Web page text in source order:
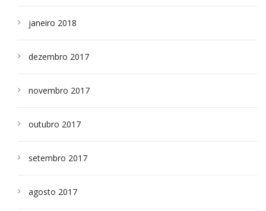
janeiro 2018
dezembro 2017
novembro 2017
outubro 2017
setembro 2017
agosto 2017